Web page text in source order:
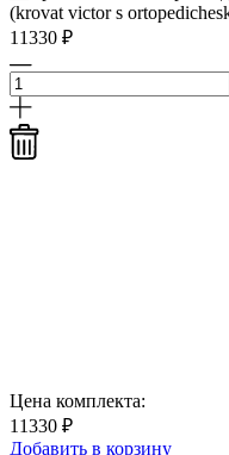
11330 ₽
Цена комплекта:
11330 ₽
Добавить в корзину